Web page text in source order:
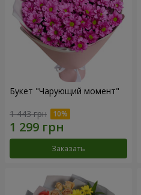
Букет "Чарующий момент"
1 443 грн
Заказать